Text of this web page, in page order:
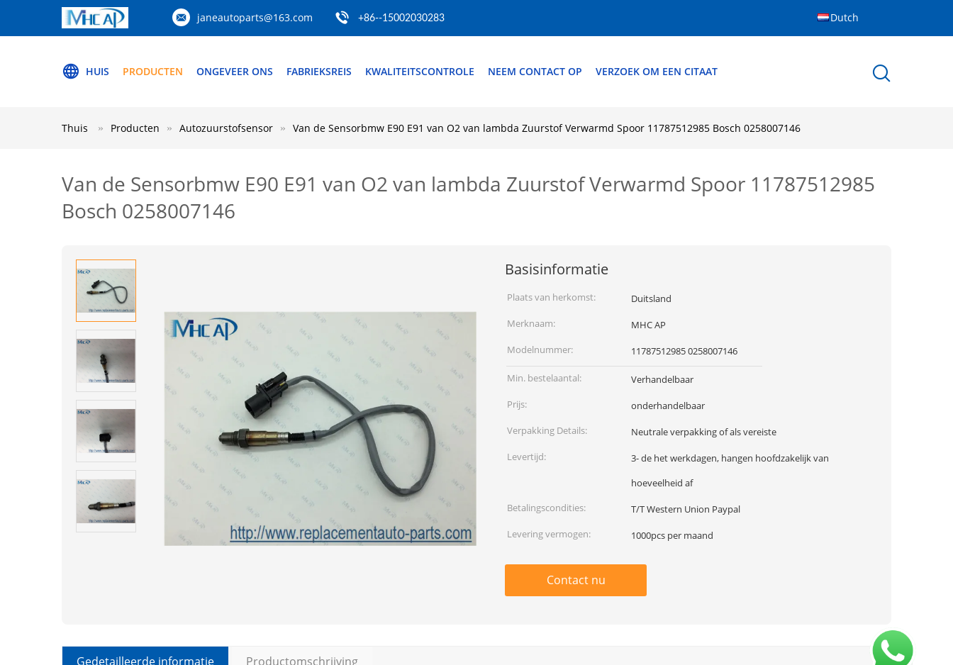
janeautoparts@163.com +86--15002030283 Dutch
HUIS PRODUCTEN ONGEVEER ONS FABRIEKSREIS KWALITEITSCONTROLE NEEM CONTACT OP VERZOEK OM EEN CITAAT
Thuis Producten Autozuurstofsensor Van de Sensorbmw E90 E91 van O2 van lambda Zuurstof Verwarmd Spoor 11787512985 Bosch 0258007146
Van de Sensorbmw E90 E91 van O2 van lambda Zuurstof Verwarmd Spoor 11787512985
Bosch 0258007146
Basisinformatie
Plaats van herkomst:
Duitsland
Merknaam:
MHC AP
Modelnummer:
11787512985 0258007146
Min. bestelaantal:
Verhandelbaar
Prijs:
onderhandelbaar
Verpakking Details:
Neutrale verpakking of als vereiste
Levertijd:
3- de het werkdagen, hangen hoofdzakelijk van
hoeveelheid af
Betalingscondities:
T/T Western Union Paypal
Levering vermogen:
1000pcs per maand
Contact nu
Gedetailleerde informatie Productomschrijving